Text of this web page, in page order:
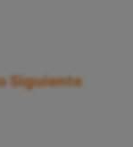
Siguiente